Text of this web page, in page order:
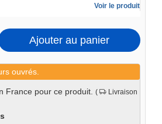
Voir le produit
Ajouter au panier
ouvrés.
France pour ce produit. (
Livraison